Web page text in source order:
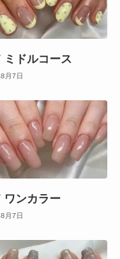
ミドルコース
月7日
ワンカラー
月7日